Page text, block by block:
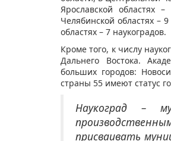
Ярославской областях
Челябинской областях –
областях – 7 наукоградов.
Кроме того, к числу
Дальнего Востока.
больших городов:
страны 55 имеют статус
Наукоград
–
присваивать